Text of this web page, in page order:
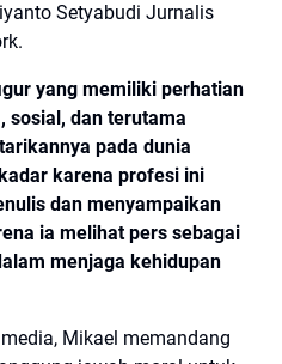
Setyabudi Jurnalis
yang memiliki perhatian
sosial, dan terutama
pada dunia
karena profesi ini
dan menyampaikan
ia melihat pers sebagai
menjaga kehidupan
Mikael memandang